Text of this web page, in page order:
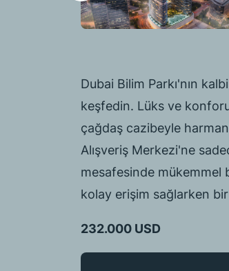
Dubai Bilim Parkı'nın
keşfedin. Lüks ve
çağdaş cazibeyle
Alışveriş Merkezi'ne
mesafesinde mükemmel
kolay erişim sağlarken
232.000 USD